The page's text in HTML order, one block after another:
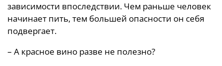
зависимости впоследствии. Чем раньше человек
начинает пить, тем большей опасности он себя
подвергает.
– А красное вино разве не полезно?